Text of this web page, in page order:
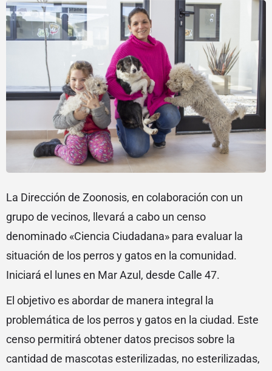
La Dirección de Zoonosis, en colaboración con un
grupo de vecinos, llevará a cabo un censo
denominado «Ciencia Ciudadana» para evaluar la
situación de los perros y gatos en la comunidad.
Iniciará el lunes en Mar Azul, desde Calle 47.
El objetivo es abordar de manera integral la
problemática de los perros y gatos en la ciudad. Este
censo permitirá obtener datos precisos sobre la
cantidad de mascotas esterilizadas, no esterilizadas,